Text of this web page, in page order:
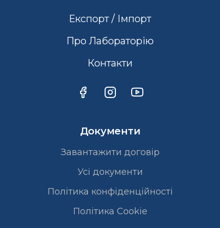
Експорт / Імпорт
Про Лабораторію
Контакти
Документи
Завантажити договір
Усі документи
Політика конфіденційності
Полiтика Cookie